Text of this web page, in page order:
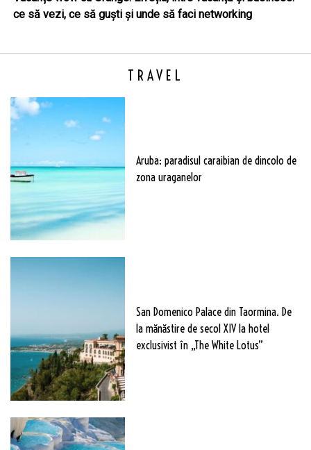
ce să vezi, ce să guști și unde să faci networking
TRAVEL
Aruba: paradisul caraibian de dincolo de
zona uraganelor
San Domenico Palace din Taormina. De
la mănăstire de secol XIV la hotel
exclusivist în „The White Lotus”